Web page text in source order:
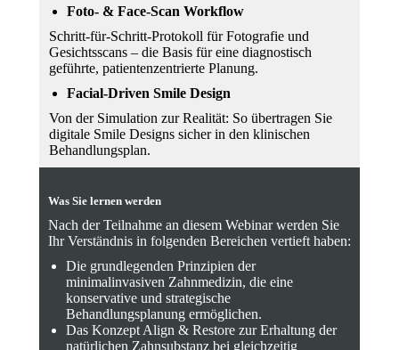
Foto- & Face-Scan Workflow
Schritt-für-Schritt-Protokoll für Fotografie und
Gesichtsscans – die Basis für eine diagnostisch
geführte, patientenzentrierte Planung.
Facial-Driven Smile Design
Von der Simulation zur Realität: So übertragen Sie
digitale Smile Designs sicher in den klinischen
Behandlungsplan.
Was Sie lernen werden
Nach der Teilnahme an diesem Webinar werden Sie
Ihr Verständnis in folgenden Bereichen vertieft haben:
Die grundlegenden Prinzipien der
minimalinvasiven Zahnmedizin, die eine
konservative und strategische
Behandlungsplanung ermöglichen.
Das Konzept Align & Restore zur Erhaltung der
natürlichen Zahnsubstanz bei gleichzeitig